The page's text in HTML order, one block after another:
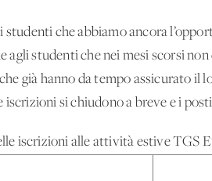
che abbiamo ancora
studenti che nei mesi scorsi
già hanno da tempo assicurato il
si chiudono a breve e i
iscrizioni alle attività estive TGS